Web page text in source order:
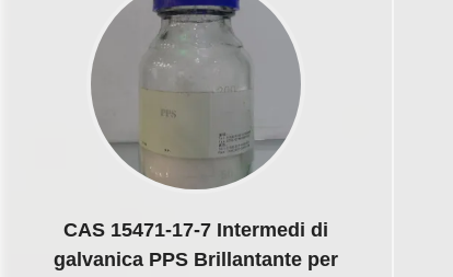
CAS 15471-17-7 Intermedi di
galvanica PPS Brillantante per